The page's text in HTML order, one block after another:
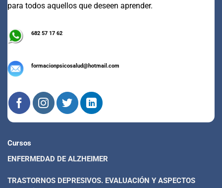
para todos aquellos que deseen aprender.
682 57 17 62
formacionpsicosalud@hotmail.com
Cursos
ENFERMEDAD DE ALZHEIMER
TRASTORNOS DEPRESIVOS. EVALUACIÓN Y ASPECTOS